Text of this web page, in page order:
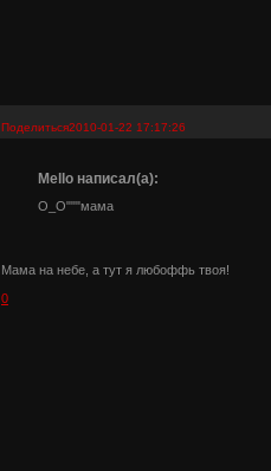
Поделиться2010-01-22 17:17:26
Mello написал(а):
О_О"""мама
Мама на небе, а тут я любоффь твоя!
0